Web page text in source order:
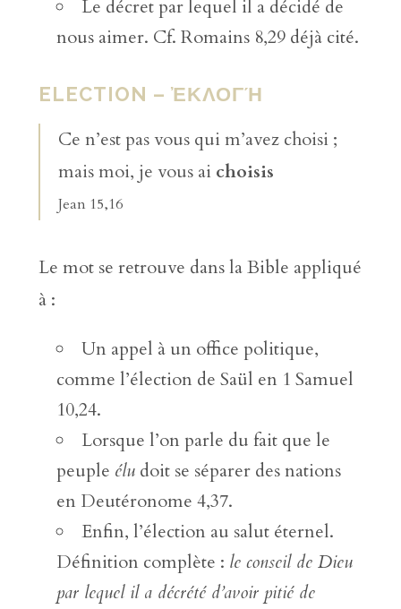
Le décret par lequel il a décidé de
nous aimer. Cf. Romains 8,29 déjà cité.
ELECTION – ἘΚΛΟΓΉ
Ce n’est pas vous qui m’avez choisi ;
mais moi, je vous ai choisis
Jean 15,16
Le mot se retrouve dans la Bible appliqué
à :
Un appel à un office politique,
comme l’élection de Saül en 1 Samuel
10,24.
Lorsque l’on parle du fait que le
peuple éludoit se séparer des nations
en Deutéronome 4,37.
Enfin, l’élection au salut éternel.
Définition complète : le conseil de Dieu
par lequel il a décrété d’avoir pitié de